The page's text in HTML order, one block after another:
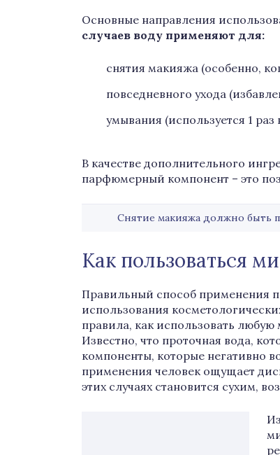
Основные направления
случаев воду применяют для:
снятия макияжа (особенно,
повседневного ухода
умывания (используется 1 раз
В качестве дополнительного
парфюмерный компонент – это
Снятие макияжа должно быть
Как пользоваться
Правильный способ применения
использования
правила, как использовать
Известно, что проточная вода,
компоненты, которые негативно
применения человек ощущает
этих случаях становится сухим,